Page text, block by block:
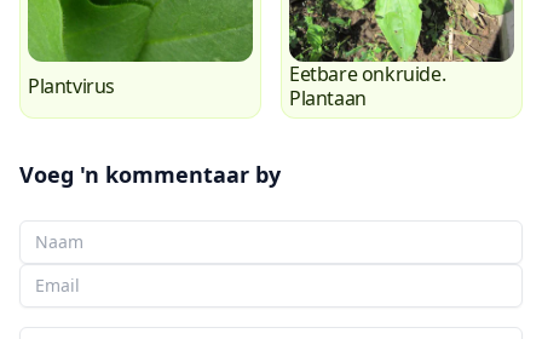
Plantvirus
Eetbare onkruide.
Plantaan
Voeg 'n kommentaar by
Jou Naam
Jou e-pos